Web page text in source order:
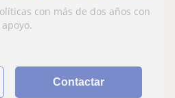
con más de dos años con
Contactar